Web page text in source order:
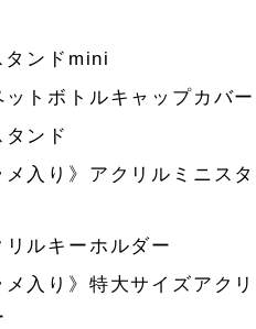
タンドmini
トボトルキャップカバー
ンド
メ入り》アクリルミニスタ
ルキーホルダー
メ入り》特大サイズアクリ